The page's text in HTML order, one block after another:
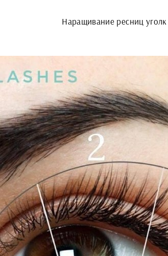
Наращивание ресниц уголк